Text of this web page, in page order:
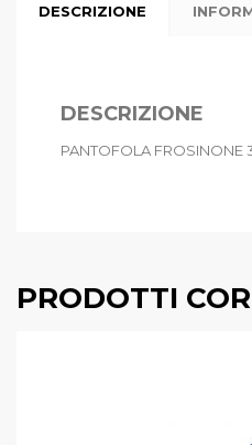
DESCRIZIONE
DESCRIZIONE
PANTOFOLA FROSINONE
PRODOTTI